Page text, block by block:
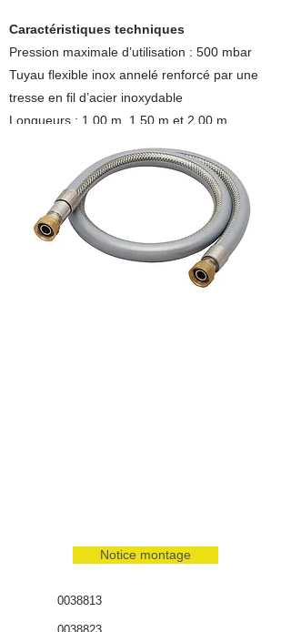
Caractéristiques techniques
Pression maximale d’utilisation : 500 mbar
Tuyau flexible inox annelé renforcé par une
tresse en fil d’acier inoxydable
Longueurs : 1,00 m, 1.50 m et 2,00 m
Equipé de joints
Eco-contribution :
Ces articles sont soumis à une éco-
Notice montage
0038813